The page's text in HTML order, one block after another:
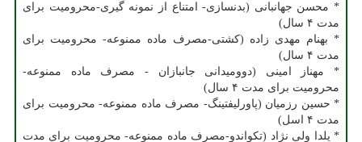
* محسن جهانبانی (بدنسازی- امتناع از نمونه گیری-محرومیت برای
مدت ۴ سال)
* بهنام مهدی زاده (کشتی-مصرف ماده ممنوعه- محرومیت برای
مدت ۴ سال)
* مهناز امینی (دوومیدانی جانبازان - مصرف ماده ممنوعه-
محرومیت برای مدت ۴ سال)
* حسین رزمیان (پاورلیفتینگ- مصرف ماده ممنوعه- محرومیت برای
مدت ۴ اسل)
* یلدا ولی نژاد (تکواندو-مصرف ماده ممنوعه- محرومیت برای مدت